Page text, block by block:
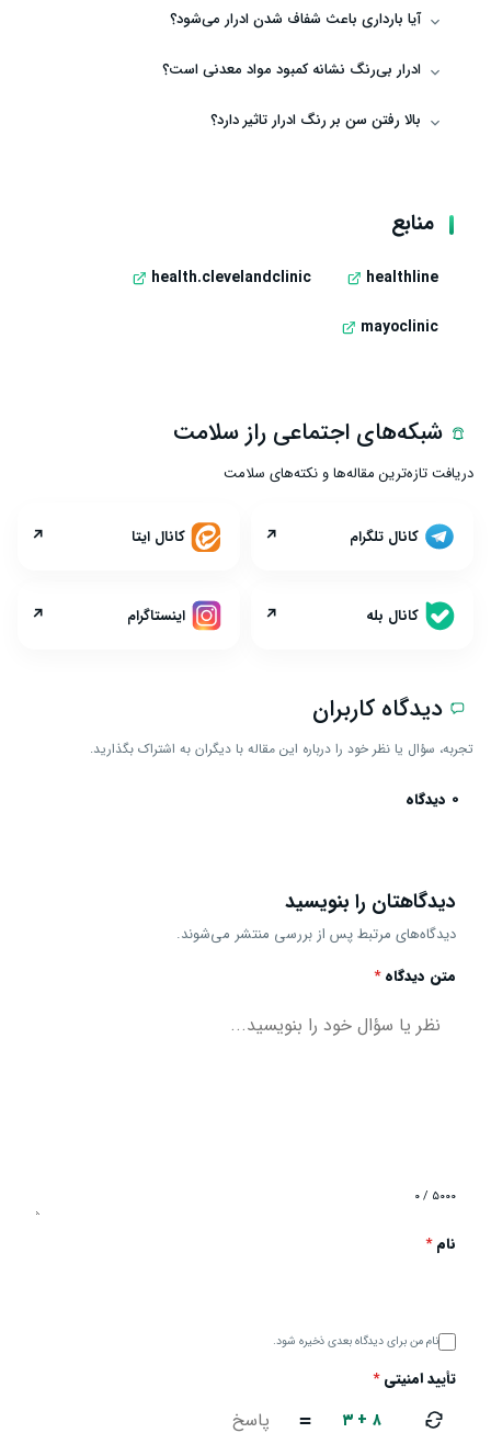
آیا بارداری باعث شفاف شدن ادرار می‌شود؟
ادرار بی‌رنگ نشانه کمبود مواد معدنی است؟
بالا رفتن سن بر رنگ ادرار تاثیر دارد؟
منابع
healthline
health.clevelandclinic
mayoclinic
شبکه‌های اجتماعی راز سلامت
دریافت تازه‌ترین مقاله‌ها و نکته‌های سلامت
کانال تلگرام ↗ کانال ایتا ↗
کانال بله ↗ اینستاگرام ↗
دیدگاه کاربران
تجربه، سؤال یا نظر خود را درباره این مقاله با دیگران به اشتراک بگذارید.
0 دیدگاه
دیدگاهتان را بنویسید
دیدگاه‌های مرتبط پس از بررسی منتشر می‌شوند.
متن دیدگاه*
۰ / ۵۰۰۰
نام*
نام من برای دیدگاه بعدی ذخیره شود.
تأیید امنیتی*
۳ + ۸ =